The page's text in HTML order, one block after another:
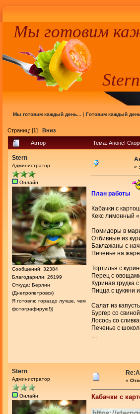
Мы готовим
Мы готовим каждый день... | Готовим каждый
Страниц: [1] Вниз
Автор Тема: Анонс!
Stern
Администратор
Онлайн
Сообщений: 32384
Благодарили: 26199
Откуда: Берлин
(Днепропетровск)
Я готовлю гораздо лучше, чем
фотографирую!))
« :
План работы
Кабачки с
Кекс лимонный
Помидоры в
Отбивные из
Баклажаны с
Печенье на
Тортилья с
Перец с
Куриная грудка
Пицца с цукини
Салат из
Бургер со
Лосось со
Печенье с
Stern
Администратор
Онлайн
«
Кабачки с